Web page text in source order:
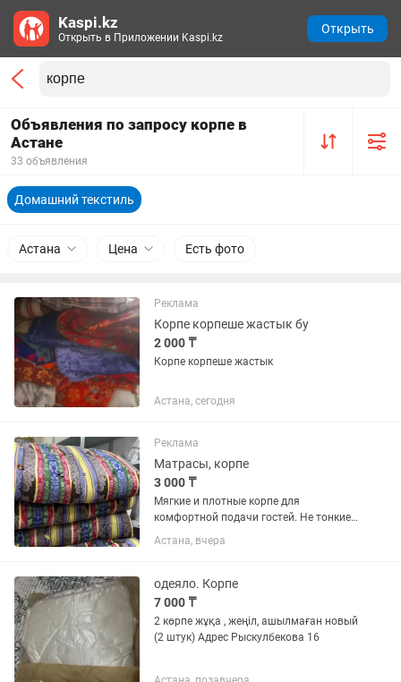
Объявления по запросу корпе в
Астане
33 объявления
Домашний текстиль
Астана Цена Есть фото
Реклама
Корпе корпеше жастык бу
2 000 ₸
Корпе корпеше жастык
Астана, сегодня
Реклама
Матрасы, корпе
3 000 ₸
Мягкие и плотные корпе для
комфортной подачи гостей. Не тонкие,
хорошо держат форму, аккуратно
прошиты. В наличии имеются матрасы
Астана, вчера
одеяло. Корпе
7 000 ₸
2 көрпе жұқа , жеңіл, ашылмаған новый
(2 штук) Адрес Рыскулбекова 16
Kaspi.kz
Открыть в Приложении Kaspi.kz
Открыть